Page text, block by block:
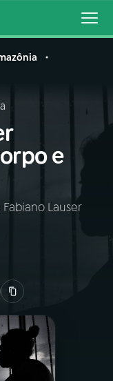
e
Lauser